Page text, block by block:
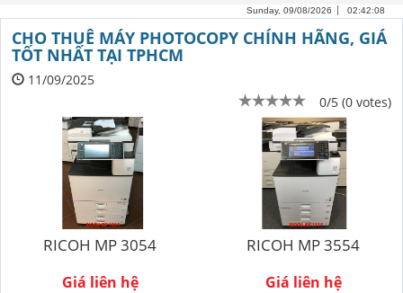
Sunday, 09/08/2026 02:42:08
CHO THUÊ MÁY PHOTOCOPY CHÍNH HÃNG, GIÁ
TỐT NHẤT TẠI TPHCM
11/09/2025
0/5 (0 votes)
RICOH MP 3054
Giá liên hệ
RICOH MP 3554
Giá liên hệ